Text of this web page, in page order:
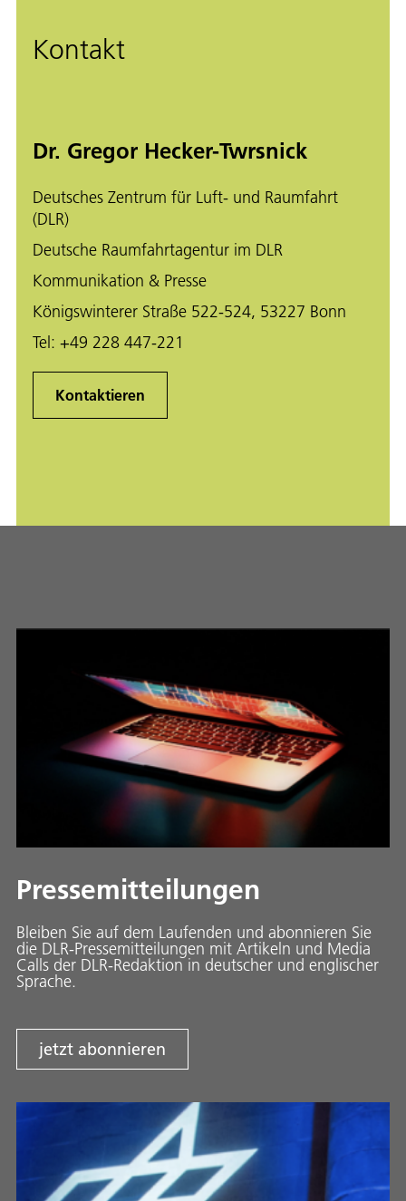
Kontakt
Dr. Gregor Hecker-Twrsnick
Deutsches Zentrum für Luft- und Raumfahrt
(DLR)
Deutsche Raumfahrtagentur im DLR
Kommunikation & Presse
Königswinterer Straße 522-524, 53227 Bonn
Tel: +49 228 447-221
Kontaktieren
Pressemitteilungen
Bleiben Sie auf dem Laufenden und abonnieren Sie
die DLR-Pressemitteilungen mit Artikeln und Media
Calls der DLR-Redaktion in deutscher und englischer
Sprache.
jetzt abonnieren